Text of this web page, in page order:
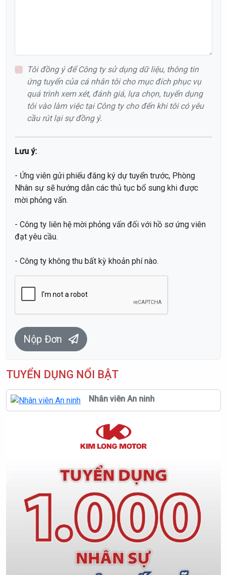
Tôi đồng ý để Công ty sử dụng dữ liệu, thông tin
ứng tuyển của cá nhân tôi cho mục đích phục vụ
quá trình xem xét, đánh giá, lựa chọn, tuyển dụng
tôi vào làm việc tại Công ty cho đến khi tôi có yêu
cầu rút lại sự đồng ý.
Lưu ý:
- Ứng viên gửi phiếu đăng ký dự tuyển trước, Phòng
Nhân sự sẽ hướng dẫn các thủ tục bổ sung khi được
mời phỏng vấn.
- Công ty liên hệ mời phỏng vấn đối với hồ sơ ứng viên
đạt yêu cầu.
- Công ty không thu bất kỳ khoản phí nào.
Nộp Đơn
TUYỂN DỤNG NỔI BẬT
Nhân viên An ninh